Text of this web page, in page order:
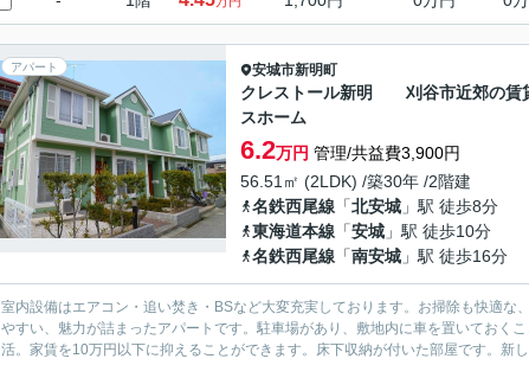
アパート 安城市新明町
クレストール新明 刈谷市近郊の賃
スホーム
6.2万円 管理/共益費3,900円
56.51㎡ (2LDK) /築30年 /2階建
名鉄西尾線 「北安城 」駅 徒歩8分
東海道本線 「安城 」駅 徒歩10分
名鉄西尾線 「南安城 」駅 徒歩16分
室内設備はエアコン・追い焚き・BSなど大変充実しております。お掃除も快適
やすい、魅力が詰まったアパートです。駐車場があり、敷地内に車を置いておく
活。家賃を10万円以下に抑えることができます。床下収納が付いた部屋です。新